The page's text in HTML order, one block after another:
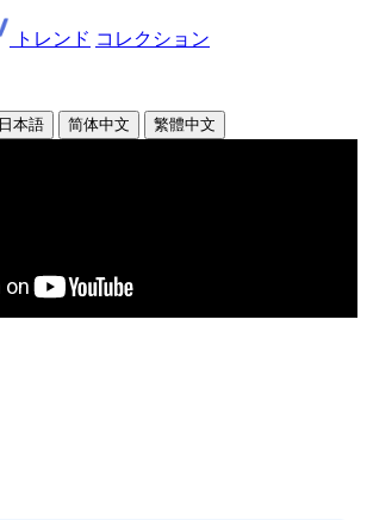
トレンド コレクション
日本語 简体中文 繁體中文